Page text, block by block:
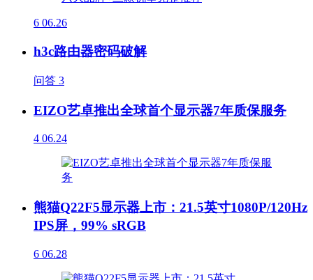
6 06.26
h3c路由器密码破解
问答 3
EIZO艺卓推出全球首个显示器7年质保服务
4 06.24
熊猫Q22F5显示器上市：21.5英寸1080P/120Hz
IPS屏，99% sRGB
6 06.28